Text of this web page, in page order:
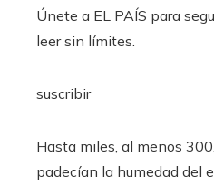
Únete a EL PAÍS para
leer sin límites.
suscribir
Hasta miles, al menos
padecían la humedad del